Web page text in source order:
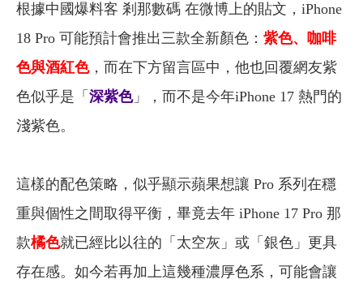
根據中國爆料客 剎那數碼 在微博上的貼文，iPhone
18 Pro 可能預計會推出三款全新顏色： 紫色、咖啡
色與酒紅色，而在下方留言區中，他也回覆網友紫
色似乎是「 深紫色」，而不是今年iPhone 17 熱門的
淺紫色。
這樣的配色策略，似乎顯示蘋果想讓 Pro 系列在穩
重與個性之間取得平衡，畢竟去年 iPhone 17 Pro 那
款橘色就已經比以往的「太空灰」或「銀色」更具
存在感。如今若再加上這幾種濃厚色系，可能會讓